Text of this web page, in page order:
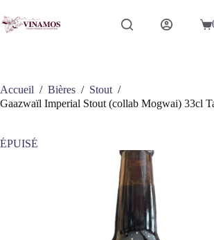
au
contenu
Accueil / Bières / Stout /
Gaazwaïl Imperial Stout (collab Mogwai) 33cl
ÉPUISÉ